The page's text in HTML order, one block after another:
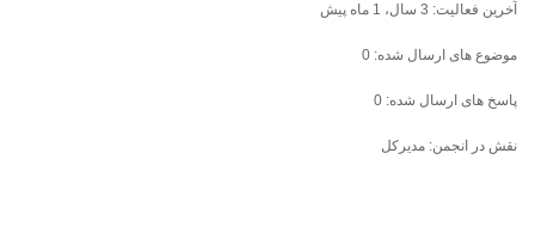
آخرین فعالیت: 3 سال، 1 ماه پیش
موضوع های ارسال شده: 0
پاسخ های ارسال شده: 0
نقش در انجمن: مدیرکل